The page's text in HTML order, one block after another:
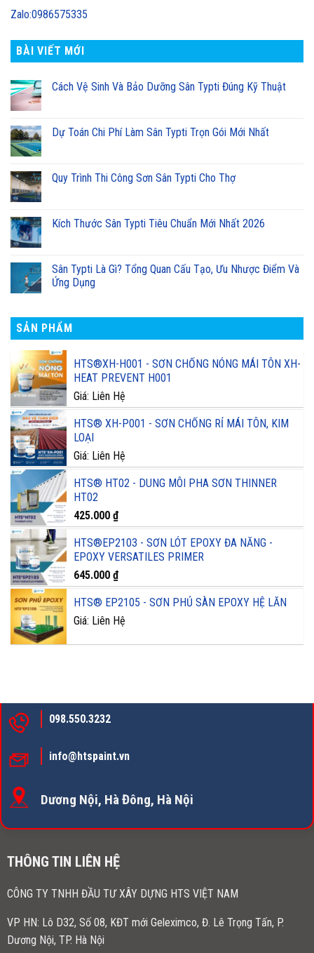
Zalo:0986575335
BÀI VIẾT MỚI
Cách Vệ Sinh Và Bảo Dưỡng Sân Typti Đúng Kỹ Thuật
Dự Toán Chi Phí Làm Sân Typti Trọn Gói Mới Nhất
Quy Trình Thi Công Sơn Sân Typti Cho Thợ
Kích Thước Sân Typti Tiêu Chuẩn Mới Nhất 2026
Sân Typti Là Gì? Tổng Quan Cấu Tạo, Ưu Nhược Điểm Và
Ứng Dụng
SẢN PHẨM
HTS®XH-H001 - SƠN CHỐNG NÓNG MÁI TÔN XH-
HEAT PREVENT H001
Giá: Liên Hệ
HTS® XH-P001 - SƠN CHỐNG RỈ MÁI TÔN, KIM
LOẠI
Giá: Liên Hệ
HTS® HT02 - DUNG MÔI PHA SƠN THINNER
HT02
425.000 ₫
HTS®EP2103 - SƠN LÓT EPOXY ĐA NĂNG -
EPOXY VERSATILES PRIMER
645.000 ₫
HTS® EP2105 - SƠN PHỦ SÀN EPOXY HỆ LĂN
Giá: Liên Hệ
098.550.3232
info@htspaint.vn
Dương Nội, Hà Đông, Hà Nội
THÔNG TIN LIÊN HỆ
CÔNG TY TNHH ĐẦU TƯ XÂY DỰNG HTS VIỆT NAM
VP HN: Lô D32, Số 08, KĐT mới Geleximco, Đ. Lê Trọng Tấn, P.
Dương Nội, TP. Hà Nội